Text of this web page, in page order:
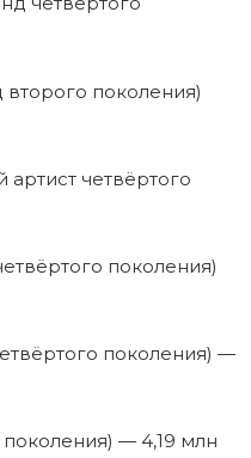
второго поколения)
артист четвёртого
поколения)
поколения) —
поколения) — 4,19 млн